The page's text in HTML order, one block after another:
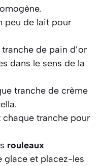
peu de lait pour
de pain d’or
dans le sens de la
tranche de crème
tranche pour
rouleaux
glace et placez-les